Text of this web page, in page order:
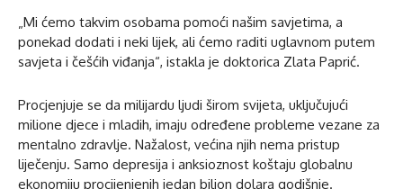
„Mi ćemo takvim osobama pomoći našim savjetima, a
ponekad dodati i neki lijek, ali ćemo raditi uglavnom putem
savjeta i češćih viđanja“, istakla je doktorica Zlata Paprić.
Procjenjuje se da milijardu ljudi širom svijeta, uključujući
milione djece i mladih, imaju određene probleme vezane za
mentalno zdravlje. Nažalost, većina njih nema pristup
liječenju. Samo depresija i anksioznost koštaju globalnu
ekonomiju procijenjenih jedan bilion dolara godišnje.